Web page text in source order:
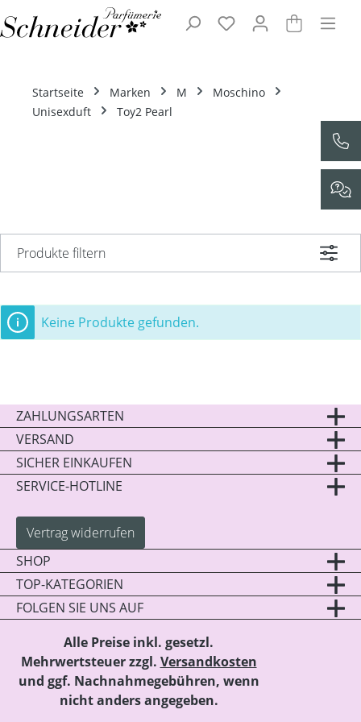
Zum Hauptinhalt springen
Startseite Marken M
Moschino
Unisexduft
Toy2 Pearl
Produkte filtern
Keine Produkte gefunden.
ZAHLUNGSARTEN
VERSAND
SICHER EINKAUFEN
SERVICE-HOTLINE
Vertrag widerrufen
SHOP
TOP-KATEGORIEN
FOLGEN SIE UNS AUF
Alle Preise inkl. gesetzl.
Mehrwertsteuer zzgl. Versandkosten
und ggf. Nachnahmegebühren, wenn
nicht anders angegeben.